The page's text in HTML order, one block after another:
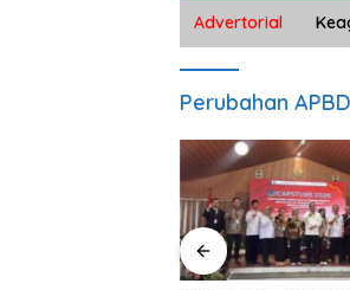
Advertorial
Perubahan